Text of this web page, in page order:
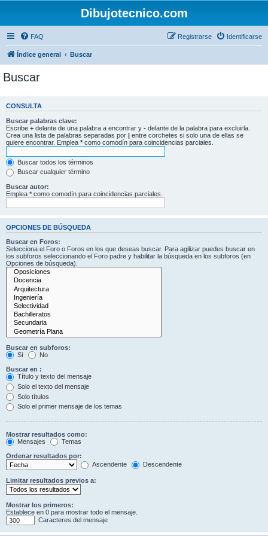
Dibujotecnico.com
FAQ Identificarse
Registrarse
Índice general Buscar
Buscar
CONSULTA
Buscar palabras clave:
Escribe + delante de una palabra a encontrar y - delante de la palabra para excluirla.
Crea una lista de palabras separadas por | entre corchetes si solo una de ellas se
quiere encontrar. Emplea * como comodín para coincidencias parciales.
Buscar todos los términos
Buscar cualquier término
Buscar autor:
Emplea * como comodín para coincidencias parciales.
OPCIONES DE BÚSQUEDA
Buscar en Foros:
Selecciona el Foro o Foros en los que deseas buscar. Para agilizar puedes buscar en
los subforos seleccionando el Foro padre y habilitar la búsqueda en los subforos (en
Opciones de búsqueda).
Buscar en subforos:
Sí
No
Buscar en :
Título y texto del mensaje
Solo el texto del mensaje
Solo títulos
Solo el primer mensaje de los temas
Mostrar resultados como:
Mensajes
Temas
Ordenar resultados por:
Ascendente
Descendente
Limitar resultados previos a:
Mostrar los primeros:
Establece en 0 para mostrar todo el mensaje.
Caracteres del mensaje